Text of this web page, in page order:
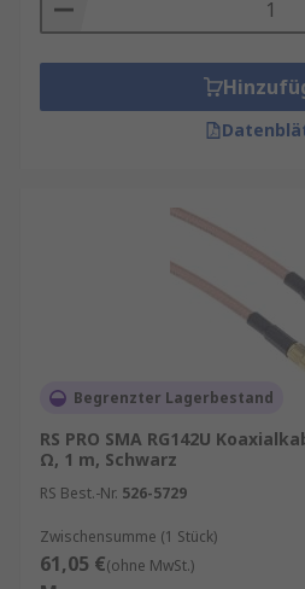
Begrenzter Lagerbestand
RS PRO SMA RG142U
Ω, 1 m, Schwarz
RS Best.-Nr. 526-5729
Zwischensumme (1 Stück)
61,05 €(ohne MwSt.)